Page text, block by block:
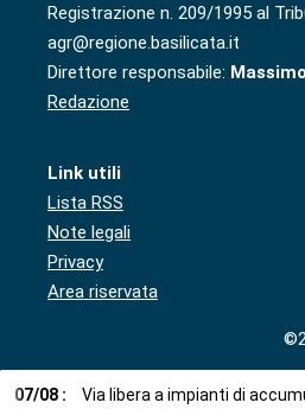
Registrazione n. 209/1995 al
agr@regione.basilicata.it
Direttore responsabile:
Redazione
Link utili
Lista RSS
Note legali
Privacy
Area riservata
07/08 : Via libera a impianti di